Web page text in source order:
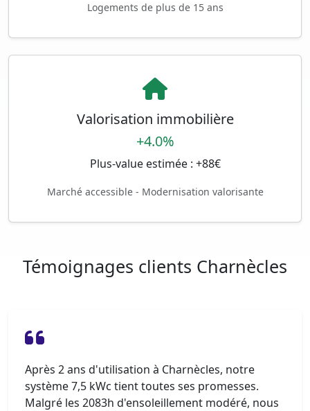
Logements de plus de 15 ans
Valorisation immobilière
+4.0%
Plus-value estimée : +88€
Marché accessible - Modernisation valorisante
Témoignages clients Charnècles
Après 2 ans d'utilisation à Charnècles, notre
système 7,5 kWc tient toutes ses promesses.
Malgré les 2083h d'ensoleillement modéré, nous